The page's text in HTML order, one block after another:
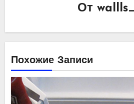
От
Похожие Записи